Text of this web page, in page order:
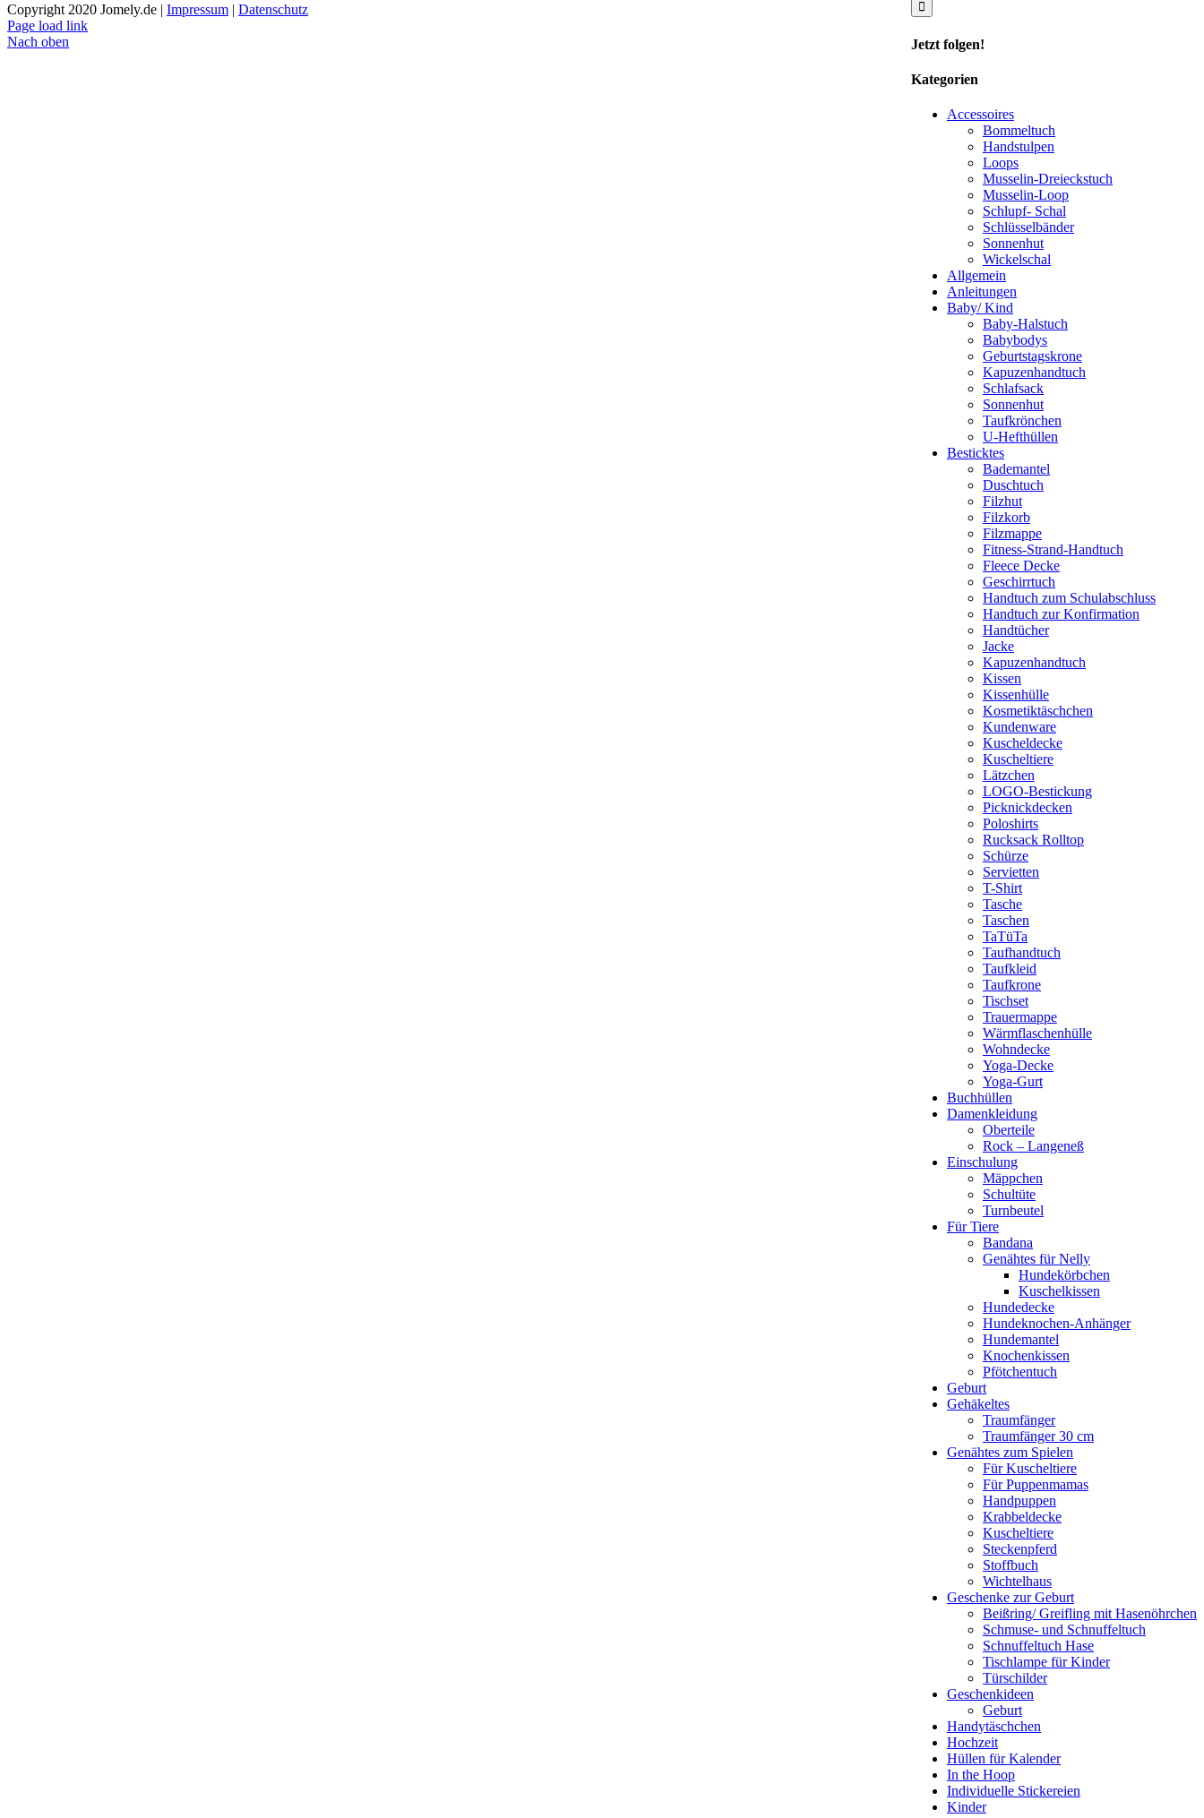
Jetzt folgen!
Kategorien
Accessoires
Bommeltuch
Handstulpen
Loops
Musselin-Dreieckstuch
Musselin-Loop
Schlupf- Schal
Schlüsselbänder
Sonnenhut
Wickelschal
Allgemein
Anleitungen
Baby/ Kind
Baby-Halstuch
Babybodys
Geburtstagskrone
Kapuzenhandtuch
Schlafsack
Sonnenhut
Taufkrönchen
U-Hefthüllen
Besticktes
Bademantel
Duschtuch
Filzhut
Filzkorb
Filzmappe
Fitness-Strand-Handtuch
Fleece Decke
Geschirrtuch
Handtuch zum Schulabschluss
Handtuch zur Konfirmation
Handtücher
Jacke
Kapuzenhandtuch
Kissen
Kissenhülle
Kosmetiktäschchen
Kundenware
Kuscheldecke
Kuscheltiere
Lätzchen
LOGO-Bestickung
Picknickdecken
Poloshirts
Rucksack Rolltop
Schürze
Servietten
T-Shirt
Tasche
Taschen
TaTüTa
Taufhandtuch
Taufkleid
Taufkrone
Tischset
Trauermappe
Wärmflaschenhülle
Wohndecke
Yoga-Decke
Yoga-Gurt
Buchhüllen
Damenkleidung
Oberteile
Rock – Langeneß
Einschulung
Mäppchen
Schultüte
Turnbeutel
Für Tiere
Bandana
Genähtes für Nelly
Hundekörbchen
Kuschelkissen
Hundedecke
Hundeknochen-Anhänger
Hundemantel
Knochenkissen
Pfötchentuch
Geburt
Gehäkeltes
Traumfänger
Traumfänger 30 cm
Genähtes zum Spielen
Für Kuscheltiere
Für Puppenmamas
Handpuppen
Krabbeldecke
Kuscheltiere
Steckenpferd
Stoffbuch
Wichtelhaus
Geschenke zur Geburt
Beißring/ Greifling mit Hasenöhrchen
Schmuse- und Schnuffeltuch
Schnuffeltuch Hase
Tischlampe für Kinder
Türschilder
Geschenkideen
Geburt
Handytäschchen
Hochzeit
Hüllen für Kalender
In the Hoop
Individuelle Stickereien
Kinder
Copyright 2020 Jomely.de | Impressum | Datenschutz
Page load link
Nach oben